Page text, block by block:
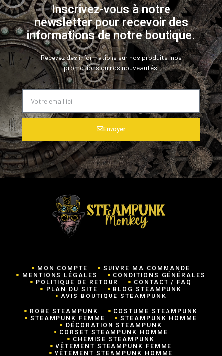
Inscrivez-vous à notre
newsletter pour recevoir des
informations de notre boutique.
Recevez des informations sur nos produits, nos
promotions ou nos nouveautés.
Envoyer
MON COMPTE SUIVRE MA COMMANDE
MENTIONS LÉGALES CONDITIONS GÉNÉRALES
POLITIQUE DE RETOUR CONTACT / FAQ
PLAN DU SITE BLOG STEAMPUNK
AVIS BOUTIQUE STEAMPUNK
ROBE STEAMPUNK
COSTUME STEAMPUNK
STEAMPUNK FEMME STEAMPUNK HOMME
DÉCORATION STEAMPUNK
CORSET STEAMPUNK HOMME
CHEMISE STEAMPUNK
VÊTEMENT STEAMPUNK FEMME
VÊTEMENT STEAMPUNK HOMME